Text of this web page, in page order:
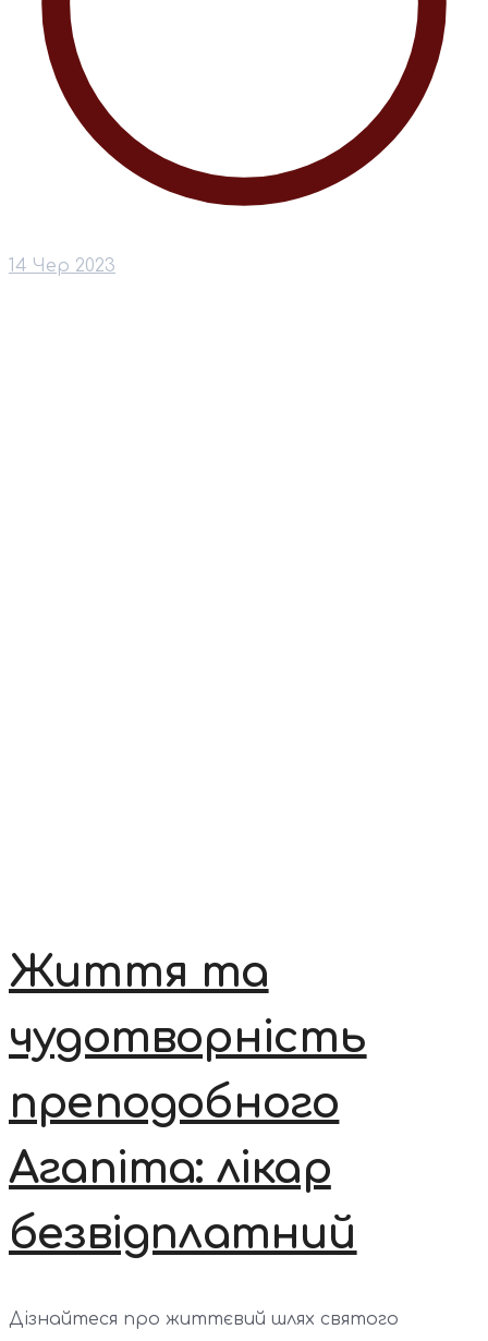
14 Чер 2023
Життя та
чудотворність
преподобного
Агапіта: лікар
безвідплатний
Дізнайтеся про життєвий шлях святого